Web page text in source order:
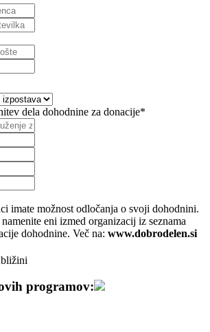
dela dohodnine za donacije*
imate možnost odločanja o svoji dohodnini.
eni izmed organizacij iz seznama
dohodnine. Več na: www.dobrodelen.si
programov: